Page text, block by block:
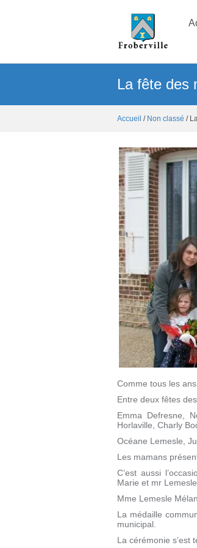
La fête des
Accueil / Non classé /
Comme tous les
Entre deux fêtes
Emma Defresne,
Horlaville, Charly
Océane Lemesle,
Les mamans
C’est aussi
Marie et mr
Mme Lemesle
La médaille
municipal.
La cérémonie s’est